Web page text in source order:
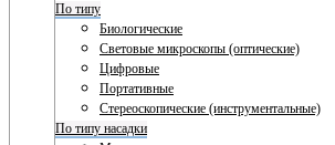
По типу
Биологические
Световые микроскопы (оптические)
Цифровые
Портативные
Стереоскопические (инструментальные)
По типу насадки